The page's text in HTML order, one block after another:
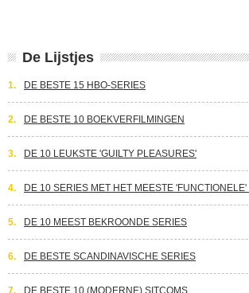
De Lijstjes
1. DE BESTE 15 HBO-SERIES
2. DE BESTE 10 BOEKVERFILMINGEN
3. DE 10 LEUKSTE 'GUILTY PLEASURES'
4. DE 10 SERIES MET HET MEESTE
5. DE 10 MEEST BEKROONDE SERIES
6. DE BESTE SCANDINAVISCHE SERIES
7. DE BESTE 10 (MODERNE) SITCOMS